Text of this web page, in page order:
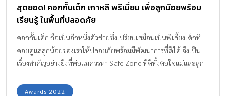
สุดยอด! คอกกั้นเด็ก เกาหลี พรีเมี่ยม เพื่อลูกน้อยพร้อม
เรียนรู้ ในพื้นที่ปลอดภัย
คอกกั้นเด็ก ถือเป็นอีกหนึ่งตัวช่วยซึ่งเปรียบเสมือนเป็นพี่เลี้ยงเด็กที่
คอยดูแลลูกน้อยของเราให้ปลอยภัยพร้อมมีพัฒนาการที่ดีได้ จึงเป็น
เรื่องสำคัญอย่างยิ่งที่พ่อแม่ควรหา Safe Zone ที่ดีทั้งต่อใจแม่และลูก
Awards 2022